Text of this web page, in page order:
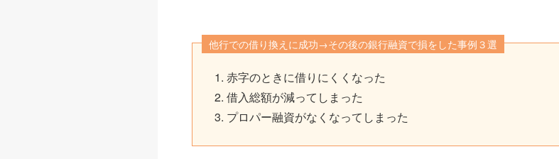
他行での借り換えに成功→その後の銀行融資で損をした事例３選
赤字のときに借りにくくなった
借入総額が減ってしまった
プロパー融資がなくなってしまった